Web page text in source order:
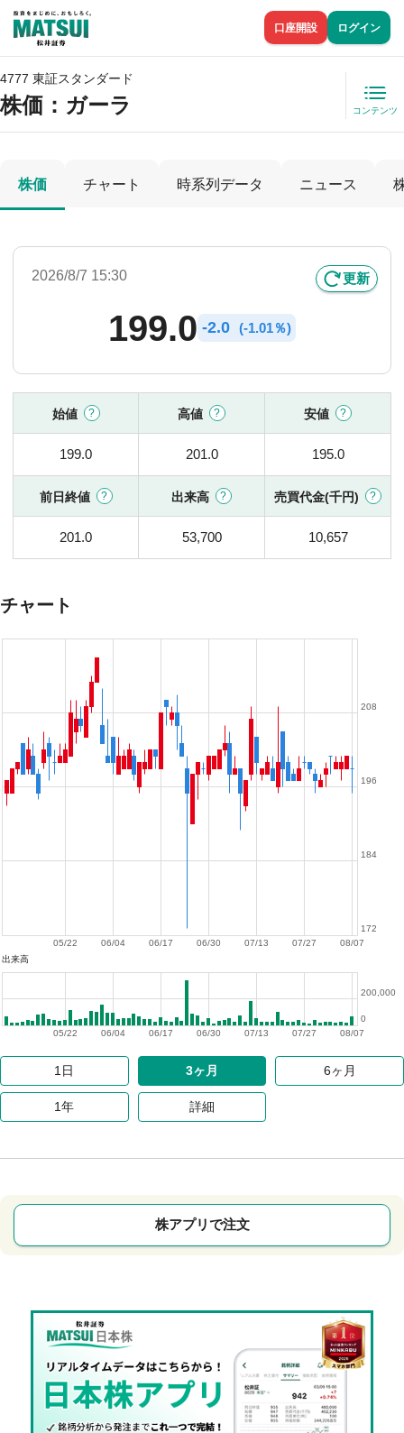
口座開設 ログイン
4777 東証スタンダード
株価 ：ガーラ コンテンツ
株価 チャート 時系列データ ニュース
2026/8/7 15:30 更新
199.0 -2.0 (-1.01％)
始値 高値 安値
199.0 201.0 195.0
前日終値 出来高 売買代金(千円)
201.0 53,700 10,657
チャート
08/07
07/27
07/13
06/30
06/17
06/04
05/22
172
184
196
208
出来高
08/07
07/27
07/13
06/30
06/17
06/04
05/22
0
200,000
1日 3ヶ月 6ヶ月
1年 詳細
株アプリで注文